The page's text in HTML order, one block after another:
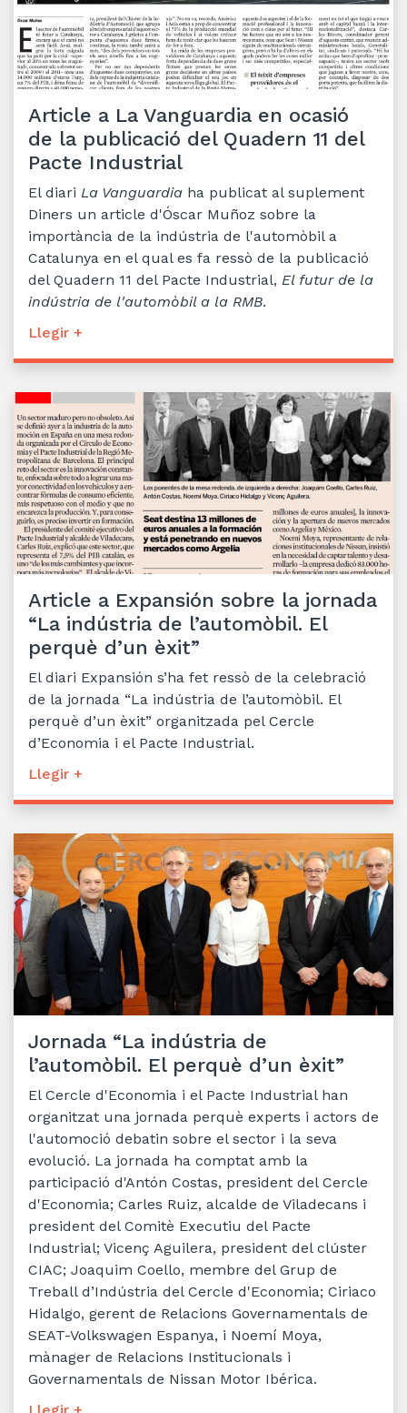
Article a La Vanguardia en ocasió
de la publicació del Quadern 11 del
Pacte Industrial
El diari La Vanguardia ha publicat al suplement
Diners un article d'Óscar Muñoz sobre la
importància de la indústria de l'automòbil a
Catalunya en el qual es fa ressò de la publicació
del Quadern 11 del Pacte Industrial, El futur de la
indústria de l'automòbil a la RMB.
Llegir +
Article a Expansión sobre la jornada
“La indústria de l’automòbil. El
perquè d’un èxit”
El diari Expansión s’ha fet ressò de la celebració
de la jornada “La indústria de l’automòbil. El
perquè d’un èxit” organitzada pel Cercle
d’Economia i el Pacte Industrial.
Llegir +
Jornada “La indústria de
l’automòbil. El perquè d’un èxit”
El Cercle d'Economia i el Pacte Industrial han
organitzat una jornada perquè experts i actors de
l'automoció debatin sobre el sector i la seva
evolució. La jornada ha comptat amb la
participació d'Antón Costas, president del Cercle
d'Economia; Carles Ruiz, alcalde de Viladecans i
president del Comitè Executiu del Pacte
Industrial; Vicenç Aguilera, president del clúster
CIAC; Joaquim Coello, membre del Grup de
Treball d’Indústria del Cercle d'Economia; Ciriaco
Hidalgo, gerent de Relacions Governamentals de
SEAT-Volkswagen Espanya, i Noemí Moya,
mànager de Relacions Institucionals i
Governamentals de Nissan Motor Ibérica.